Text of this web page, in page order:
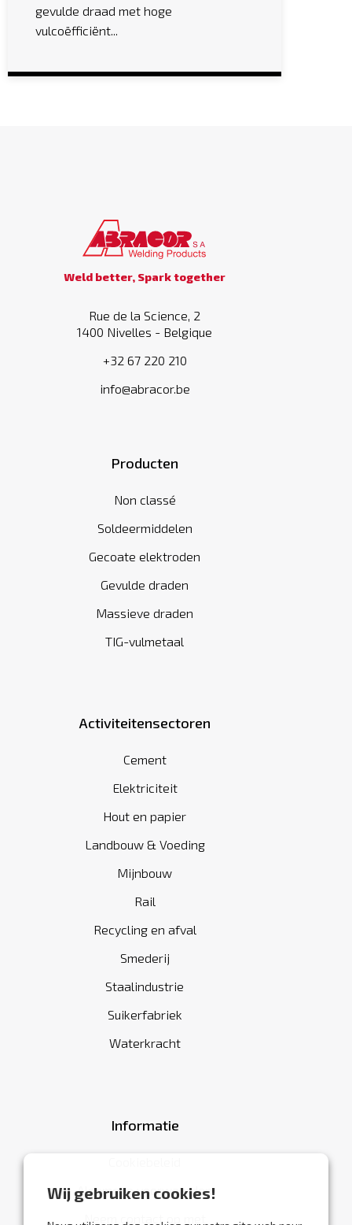
gevulde draad met hoge
vulcoëfficiënt...
Wij gebruiken cookies!
Weld better, Spark together
Rue de la Science, 2
1400 Nivelles - Belgique
+32 67 220 210
info@abracor.be
Producten
Non classé
Soldeermiddelen
Gecoate elektroden
Gevulde draden
Massieve draden
TIG-vulmetaal
Activiteitensectoren
Cement
Elektriciteit
Hout en papier
Landbouw & Voeding
Mijnbouw
Rail
Recycling en afval
Smederij
Staalindustrie
Suikerfabriek
Waterkracht
Informatie
Algemene voorwaarden
Neem contact op met